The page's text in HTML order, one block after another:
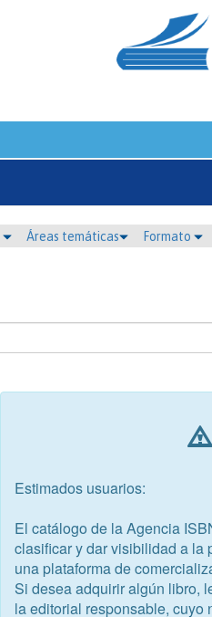
Áreas temáticas Formato
Estimados usuarios:
El catálogo de la Agencia
clasificar y dar visibilidad a la
una plataforma de
Si desea adquirir algún libro,
la editorial responsable, cuyo